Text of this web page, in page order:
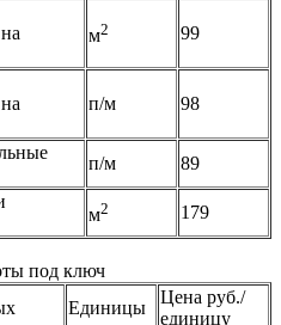
м2 99
п/м 98
п/м
89
м2 179
под ключ
Единицы
Цена руб./
единицу